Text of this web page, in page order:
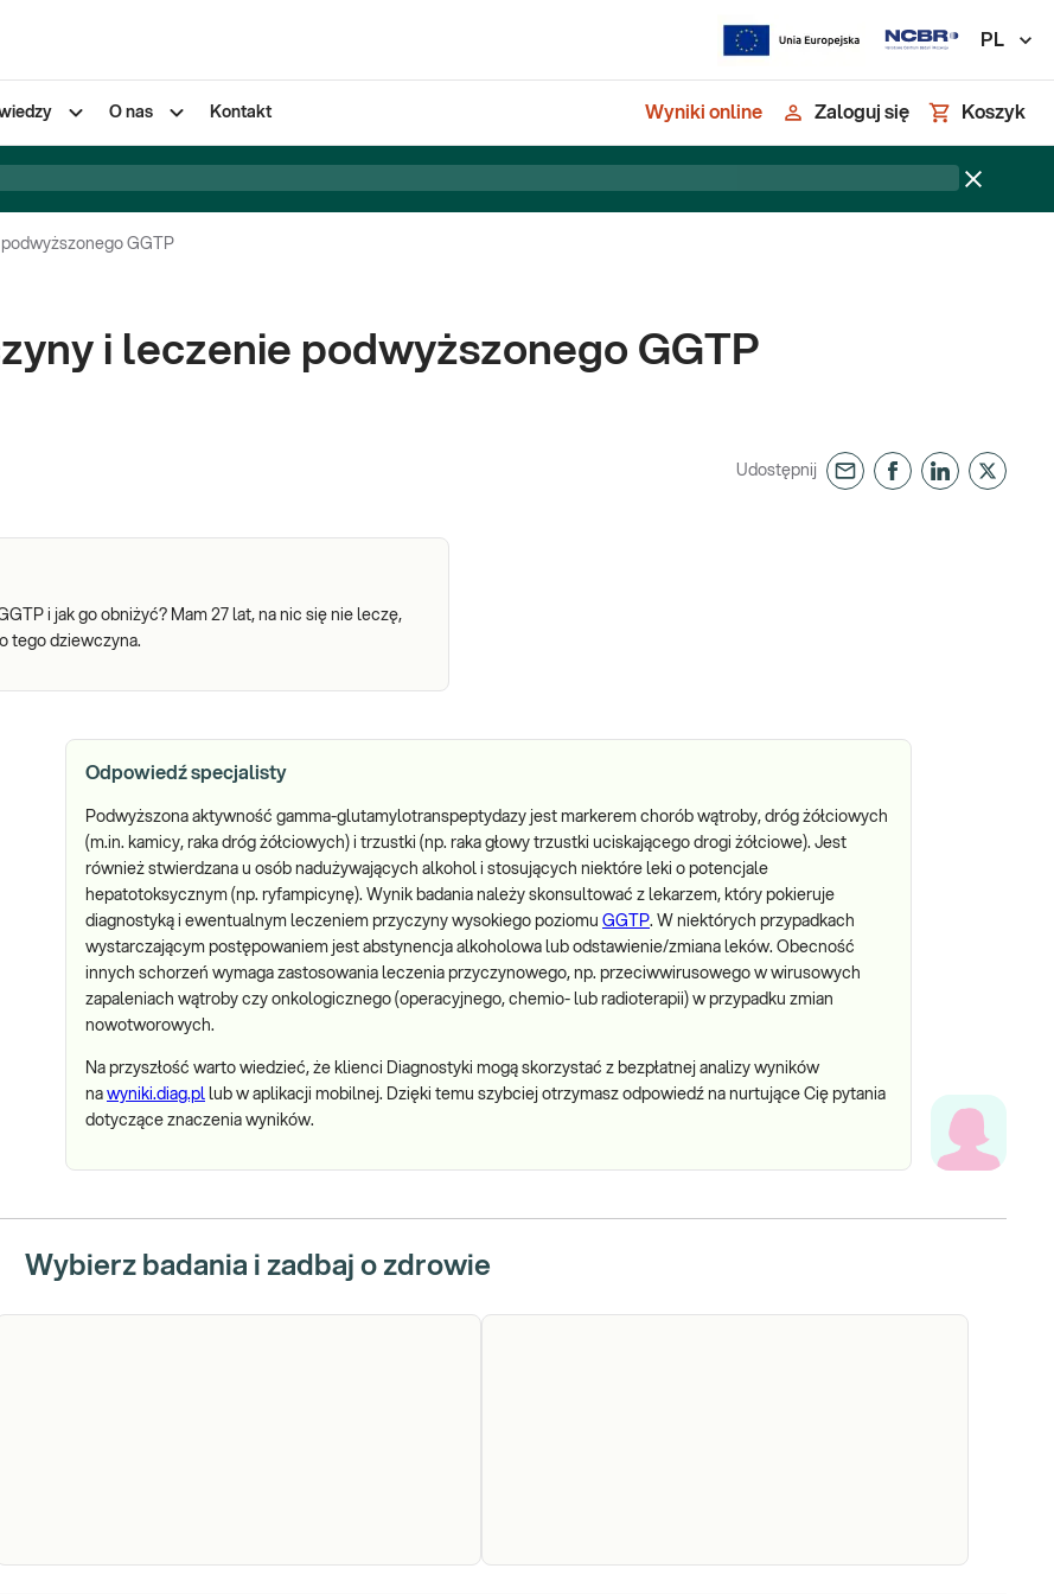
PL
O nas Kontakt Wyniki online Zaloguj się Koszyk
GGTP
i leczenie podwyższonego GGTP
Udostępnij
i jak go obniżyć? Mam 27 lat, na nic się nie leczę,
tego dziewczyna.
Odpowiedź specjalisty
Podwyższona aktywność gamma-glutamylotranspeptydazy jest markerem chorób wątroby, dróg żółciowych
(m.in. kamicy, raka dróg żółciowych) i trzustki (np. raka głowy trzustki uciskającego drogi żółciowe). Jest
również stwierdzana u osób nadużywających alkohol i stosujących niektóre leki o potencjale
hepatotoksycznym (np. ryfampicynę). Wynik badania należy skonsultować z lekarzem, który pokieruje
diagnostyką i ewentualnym leczeniem przyczyny wysokiego poziomu GGTP. W niektórych przypadkach
wystarczającym postępowaniem jest abstynencja alkoholowa lub odstawienie/zmiana leków. Obecność
innych schorzeń wymaga zastosowania leczenia przyczynowego, np. przeciwwirusowego w wirusowych
zapaleniach wątroby czy onkologicznego (operacyjnego, chemio- lub radioterapii) w przypadku zmian
nowotworowych.
Na przyszłość warto wiedzieć, że klienci Diagnostyki mogą skorzystać z bezpłatnej analizy wyników
na wyniki.diag.pl lub w aplikacji mobilnej. Dzięki temu szybciej otrzymasz odpowiedź na nurtujące Cię pytania
dotyczące znaczenia wyników.
Wybierz badania i zadbaj o zdrowie